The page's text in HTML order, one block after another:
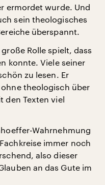
ermordet wurde. Und
sein theologisches
überspannt.
Rolle spielt, dass
konnte. Viele seiner
zu lesen. Er
theologisch über
den Texten viel
Wahrnehmung
immer noch
also dieser
an das Gute im